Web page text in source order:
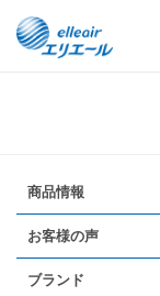
商品情報
お客様の声
ブランド